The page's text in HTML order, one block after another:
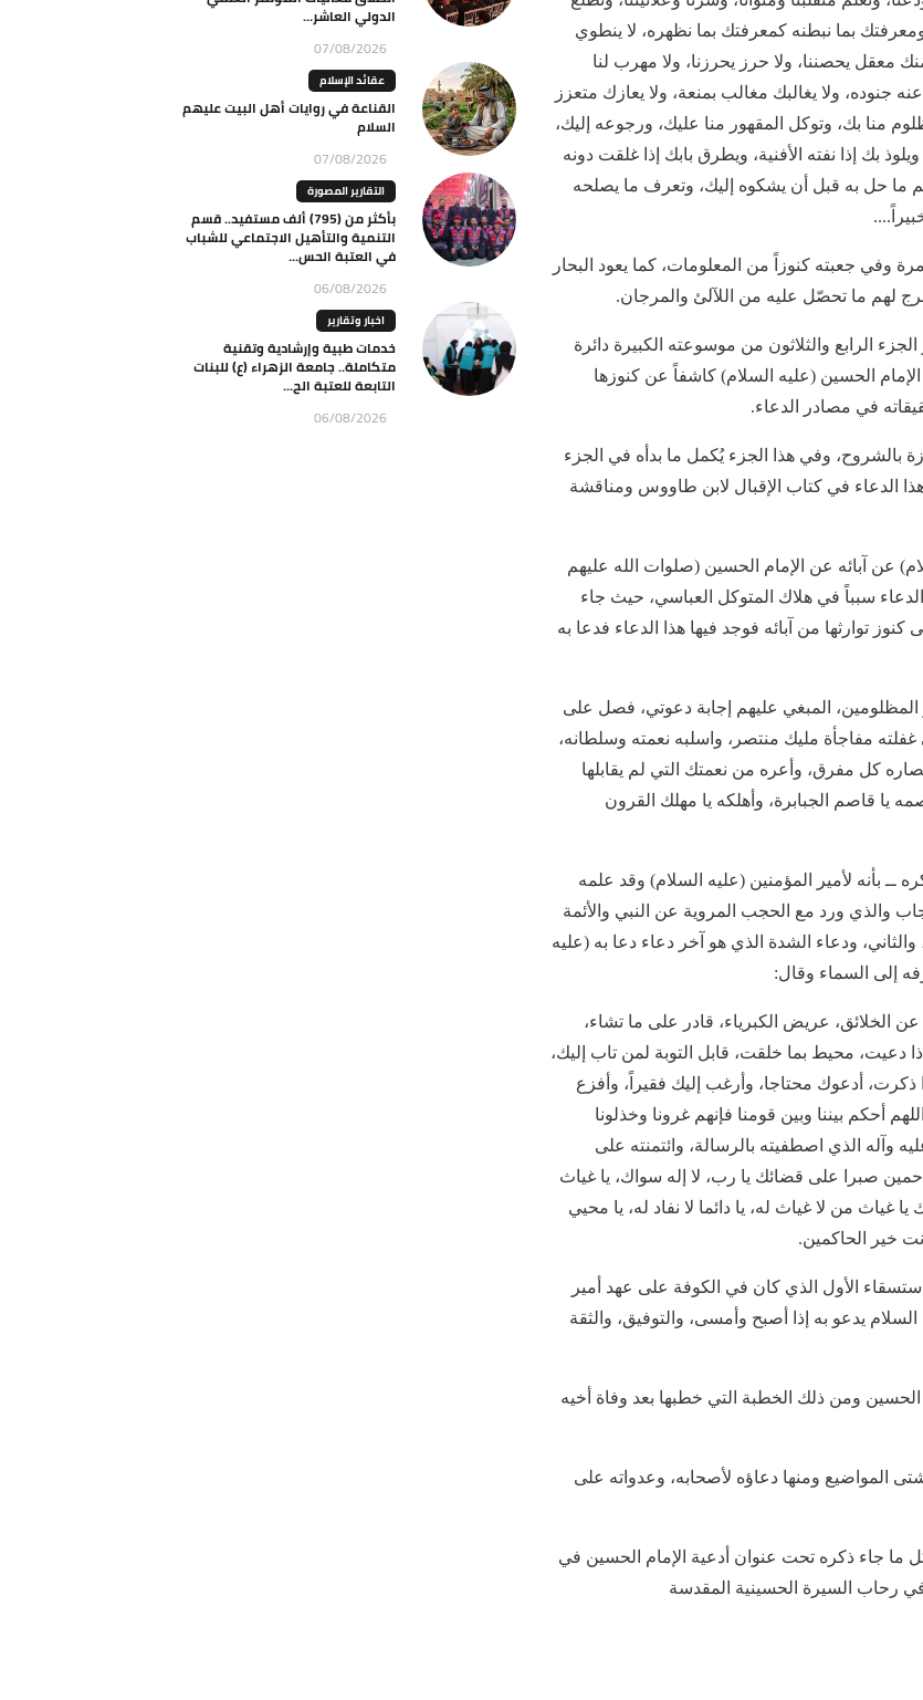
ومعرفتك بما نبطنه كمعرفتك بما نظهره، لا ينطوي
معقل يحصننا، ولا حرز يحرزنا، ولا مهرب لنا
جنوده، ولا يغالبك مغالب بمنعة، ولا يعازك متعزز
منا بك، وتوكل المقهور منا عليك، ورجوعه إليك،
بك إذا نفته الأفنية، ويطرق بابك إذا غلقت دونه
ما حل به قبل أن يشكوه إليك، وتعرف ما يصلحه
وفي جعبته كنوزاً من المعلومات، كما يعود البحار
لهم ما تحصّل عليه من اللآلئ والمرجان.
الرابع والثلاثون من موسوعته الكبيرة دائرة
الحسين (عليه السلام) كاشفاً عن كنوزها
في مصادر الدعاء.
بالشروح، وفي هذا الجزء يُكمل ما بدأه في الجزء
الدعاء في كتاب الإقبال لابن طاووس ومناقشة
عن آبائه عن الإمام الحسين (صلوات الله عليهم
سبباً في هلاك المتوكل العباسي، حيث جاء
توارثها من آبائه فوجد فيها هذا الدعاء فدعا به
المظلومين، المبغي عليهم إجابة دعوتي، فصل على
مفاجأة مليك منتصر، واسلبه نعمته وسلطانه،
كل مفرق، وأعره من نعمتك التي لم يقابلها
يا قاصم الجبابرة، وأهلكه يا مهلك القرون
بأنه لأمير المؤمنين (عليه السلام) وقد علمه
والذي ورد مع الحجب المروية عن النبي والأئمة
والثاني، ودعاء الشدة الذي هو آخر دعاء دعا به (عليه
إلى السماء وقال:
الخلائق، عريض الكبرياء، قادر على ما تشاء،
دعيت، محيط بما خلقت، قابل التوبة لمن تاب إليك،
أدعوك محتاجا، وأرغب إليك فقيراً، وأفزع
أحكم بيننا وبين قومنا فإنهم غرونا وخذلونا
وآله الذي اصطفيته بالرسالة، وائتمنته على
صبرا على قضائك يا رب، لا إله سواك، يا غياث
من لا غياث له، يا دائما لا نفاد له، يا محيي
خير الحاكمين.
الأول الذي كان في الكوفة على عهد أمير
السلام يدعو به إذا أصبح وأمسى، والتوفيق، والثقة
ومن ذلك الخطبة التي خطبها بعد وفاة أخيه
المواضيع ومنها دعاؤه لأصحابه، وعدواته على
ما جاء ذكره تحت عنوان أدعية الإمام الحسين في
رحاب السيرة الحسينية المقدسة
الدولي العاشر...
07/08/2026
عقائد الإسلام
القناعة في روايات أهل البيت عليهم
السلام
07/08/2026
التقارير المصورة
بأكثر من (795) ألف مستفيد.. قسم
التنمية والتأهيل الاجتماعي للشباب
في العتبة الحس...
06/08/2026
اخبار وتقارير
خدمات طبية وإرشادية وتقنية
متكاملة.. جامعة الزهراء (ع) للبنات
التابعة للعتبة الح...
06/08/2026